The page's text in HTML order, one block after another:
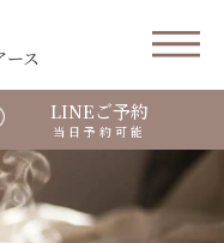
ース
LINEご予約
当日予約可能